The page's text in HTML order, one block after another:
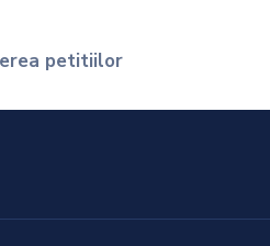
petitiilor